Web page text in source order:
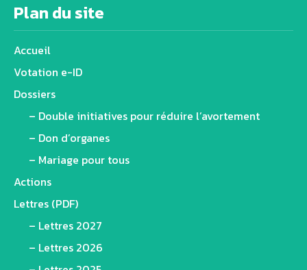
Plan du site
Accueil
Votation e-ID
Dossiers
– Double initiatives pour réduire l’avortement
– Don d’organes
– Mariage pour tous
Actions
Lettres (PDF)
– Lettres 2027
– Lettres 2026